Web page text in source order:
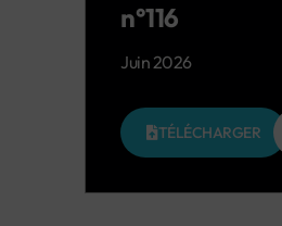
n°116
Juin 2026
TÉLÉCHARGER